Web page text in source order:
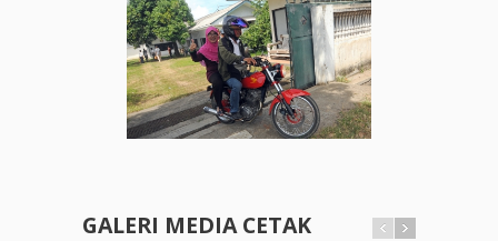
GALERI MEDIA CETAK